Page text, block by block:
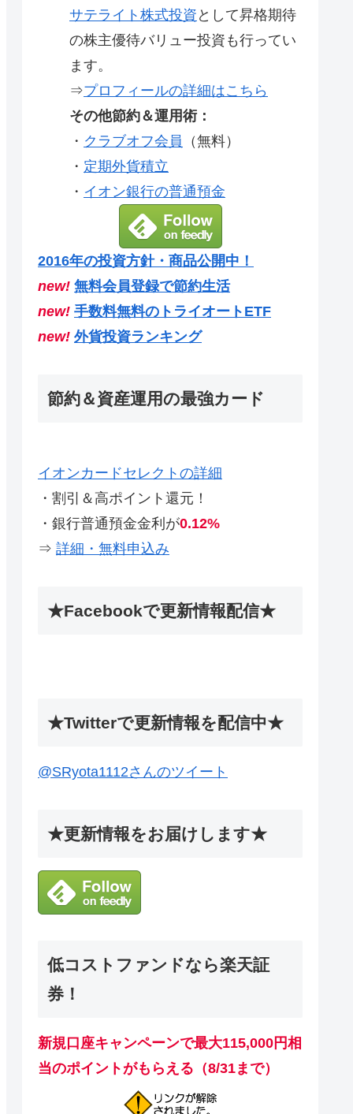
サテライト株式投資 として昇格期待
の株主優待バリュー投資も行ってい
ます。
⇒プロフィールの詳細はこちら
その他節約＆運用術：
・ クラブオフ会員 （無料）
・ 定期外貨積立
・ イオン銀行の普通預金
2016年の投資方針・商品公開中！
new! 無料会員登録で節約生活
new! 手数料無料のトライオートETF
new! 外貨投資ランキング
節約＆資産運用の最強カード
イオンカードセレクトの詳細
・割引＆高ポイント還元！
・銀行普通預金金利が0.12%
⇒ 詳細・無料申込み
★Facebookで更新情報配信★
★Twitterで更新情報を配信中★
@SRyota1112さんのツイート
★更新情報をお届けします★
低コストファンドなら楽天証
券！
新規口座キャンペーンで最大115,000円相
当のポイントがもらえる（8/31まで）